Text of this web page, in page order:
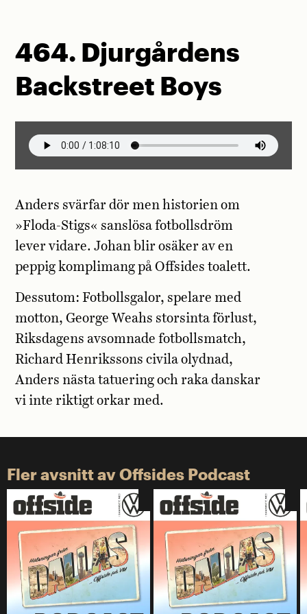
464. Djurgårdens
Backstreet Boys
Anders svärfar dör men historien om
»Floda-Stigs« sanslösa fotbollsdröm
lever vidare. Johan blir osäker av en
peppig komplimang på Offsides toalett.
Dessutom: Fotbollsgalor, spelare med
motton, George Weahs storsinta förlust,
Riksdagens avsomnade fotbollsmatch,
Richard Henrikssons civila olydnad,
Anders nästa tatuering och raka danskar
vi inte riktigt orkar med.
Fler avsnitt av Offsides Podcast